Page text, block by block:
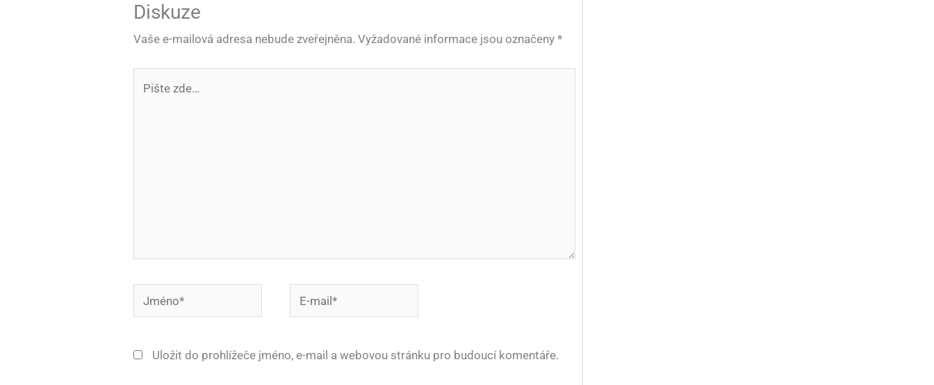
Diskuze
Vaše e-mailová adresa nebude zveřejněna. Vyžadované informace jsou označeny *
Jméno*
mail*
Uložit do prohlížeče jméno, e-mail a webovou stránku pro budoucí komentáře.